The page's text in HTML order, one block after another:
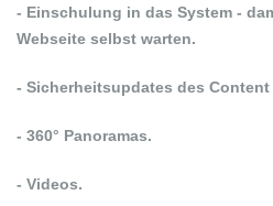
- Einschulung in das System -
Webseite selbst warten.
- Sicherheitsupdates des Content
- 360° Panoramas.
- Videos.